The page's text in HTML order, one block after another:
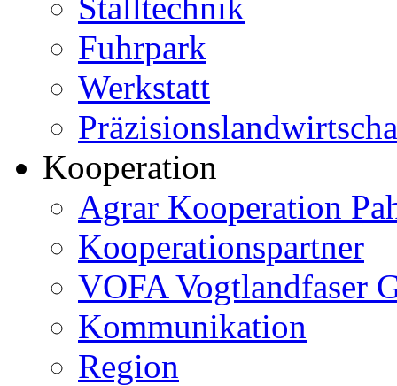
Fuhrpark
Werkstatt
Kooperation
Agrar Kooperation
Kooperationspartner
VOFA Vogtlandfaser
Kommunikation
Region